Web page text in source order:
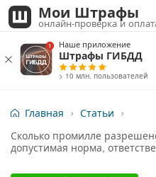
Мои Штрафы
онлайн-проверка и
Наше приложение
Штрафы ГИБДД
> 10 млн. пользователей
Главная
Статьи
Сколько промилле
допустимая норма,